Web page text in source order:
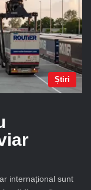
Știri
internațional sunt